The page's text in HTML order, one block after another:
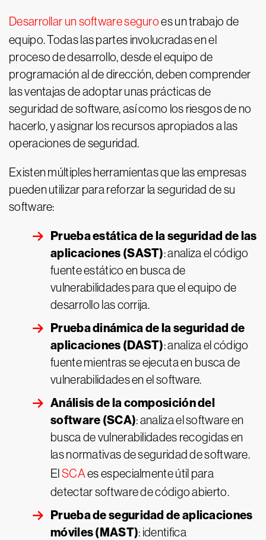
Desarrollar un software seguroes un trabajo de
equipo. Todas las partes involucradas en el
proceso de desarrollo, desde el equipo de
programación al de dirección, deben comprender
las ventajas de adoptar unas prácticas de
seguridad de software, así como los riesgos de no
hacerlo, y asignar los recursos apropiados a las
operaciones de seguridad.
Existen múltiples herramientas que las empresas
pueden utilizar para reforzar la seguridad de su
software:
Prueba estática de la seguridad de las
aplicaciones (SAST): analiza el código
fuente estático en busca de
vulnerabilidades para que el equipo de
desarrollo las corrija.
Prueba dinámica de la seguridad de
aplicaciones (DAST): analiza el código
fuente mientras se ejecuta en busca de
vulnerabilidades en el software.
Análisis de la composición del
software (SCA): analiza el software en
busca de vulnerabilidades recogidas en
las normativas de seguridad de software.
El SCAes especialmente útil para
detectar software de código abierto.
Prueba de seguridad de aplicaciones
móviles (MAST): identifica